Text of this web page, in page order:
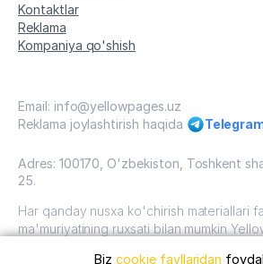
Kontaktlar
Reklama
Kompaniya qo'shish
Email: info@yellowpages.uz
Reklama joylashtirish haqida
Adres: 100170, O'zbekiston, Toshkent
25.
Har qanday nusxa ko'chirish materiallari
ma'muriyatining ruxsati bilan mumkin
O'zbekiston, 2009 - 2026 / O'zbekiston
Bizcookie fayllaridan